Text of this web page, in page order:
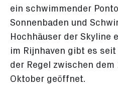
ein schwimmender
Sonnenbaden und
Hochhäuser der Skyline
im Rijnhaven gibt es
der Regel zwischen dem
Oktober geöffnet.